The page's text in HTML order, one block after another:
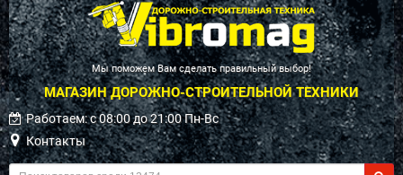
Мы поможем Вам сделать правильный выбор!
МАГАЗИН ДОРОЖНО-СТРОИТЕЛЬНОЙ ТЕХНИКИ
Работаем: c 08:00 до 21:00 Пн-Вс
Контакты